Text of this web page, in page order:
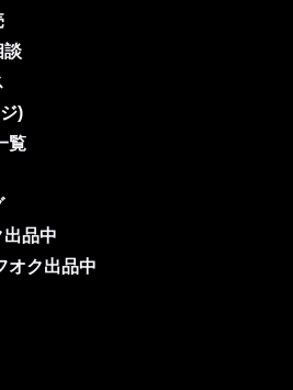
談
)
覧
品中
オク出品中